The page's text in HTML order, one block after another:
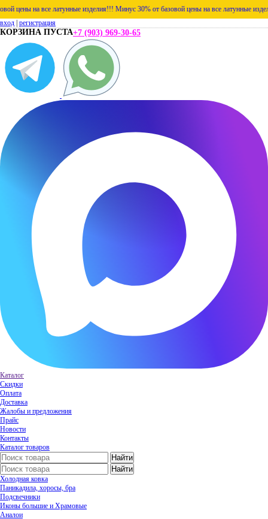
на все латунные изделия!!! Минус 30% от базовой цены на все латунные изделия!!!
вход регистрация
КОРЗИНА ПУСТА+7 (903) 969-30-65
Каталог
Скидки
Оплата
Доставка
Жалобы и предложения
Прайс
Новости
Контакты
Каталог товаров
Холодная ковка
Паникадила, хоросы, бра
Подсвечники
Иконы большие и Храмовые
Аналои